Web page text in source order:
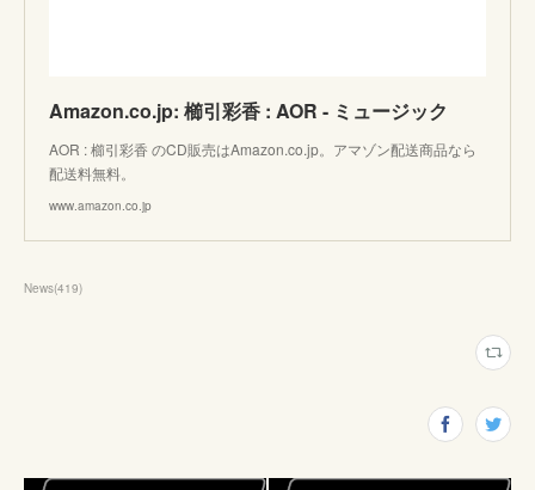
Amazon.co.jp: 櫛引彩香 : AOR - ミュージック
AOR : 櫛引彩香 のCD販売はAmazon.co.jp。アマゾン配送商品なら
配送料無料。
www.amazon.co.jp
News(419)